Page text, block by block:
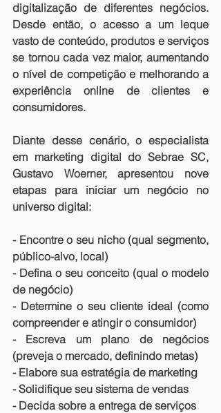
digitalização de diferentes negócios.
Desde então, o acesso a um leque
vasto de conteúdo, produtos e serviços
se tornou cada vez maior, aumentando
o nível de competição e melhorando a
experiência online de clientes e
consumidores.
Diante desse cenário, o especialista
em marketing digital do Sebrae SC,
Gustavo Woerner, apresentou nove
etapas para iniciar um negócio no
universo digital:
- Encontre o seu nicho (qual segmento,
público-alvo, local)
- Defina o seu conceito (qual o modelo
de negócio)
- Determine o seu cliente ideal (como
compreender e atingir o consumidor)
- Escreva um plano de negócios
(preveja o mercado, definindo metas)
- Elabore sua estratégia de marketing
- Solidifique seu sistema de vendas
- Decida sobre a entrega de serviços